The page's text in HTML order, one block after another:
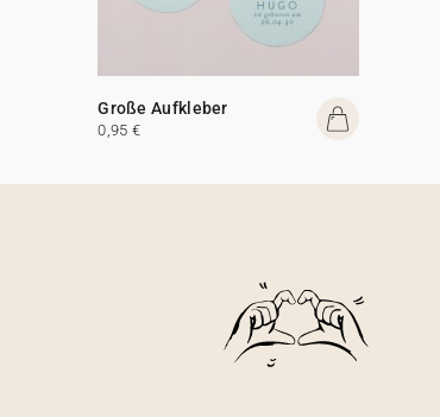
Große Aufkleber
0,95 €